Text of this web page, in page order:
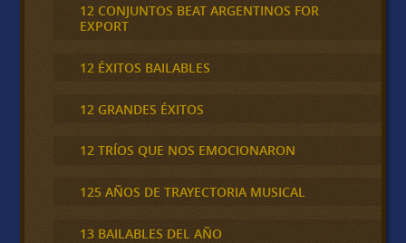
12 CONJUNTOS BEAT ARGENTINOS FOR
EXPORT
12 ÉXITOS BAILABLES
12 GRANDES ÉXITOS
12 TRÍOS QUE NOS EMOCIONARON
125 AÑOS DE TRAYECTORIA MUSICAL
13 BAILABLES DEL AÑO